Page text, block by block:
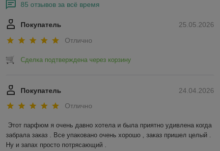
85 отзывов за всё время
25.05.2026
Покупатель
Отлично
Сделка подтверждена через корзину
24.04.2026
Покупатель
Отлично
Этот парфюм я очень давно хотела и была приятно удивлена когда
забрала заказ . Все упаковано очень хорошо , заказ пришел целый .
Ну и запах просто потрясающий .